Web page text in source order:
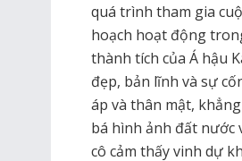
quá trình tham gia
hoạch hoạt động
thành tích của Á hậu
đẹp, bản lĩnh và sự
áp và thân mật,
bá hình ảnh đất nước
cô cảm thấy vinh dự